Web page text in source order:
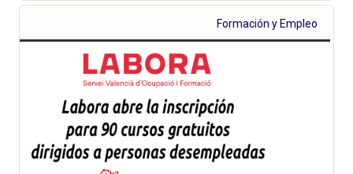
Formación y Empleo